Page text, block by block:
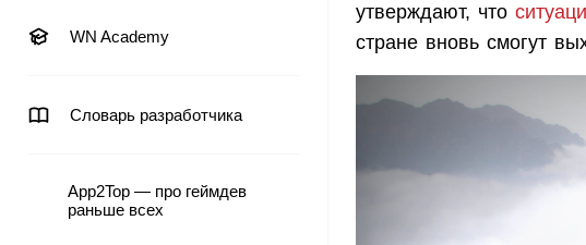
WN Academy
Словарь разработчика
App2Top — про геймдев
раньше всех
утверждают, что
стране вновь смогут